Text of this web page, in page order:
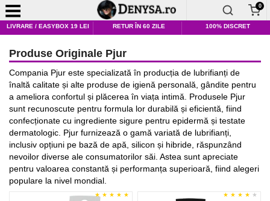
0
LIVRARE / EASYBOX 19 LEI RETUR ÎN 60 ZILE 100% DISCRET
Produse Originale Pjur
Compania Pjur este specializată în producția de lubrifianți de
înaltă calitate și alte produse de igienă personală, gândite pentru
a ameliora confortul și plăcerea în viața intimă. Produsele Pjur
sunt recunoscute pentru formula lor durabilă și eficientă, fiind
confecționate cu ingrediente sigure pentru epidermă și testate
dermatologic. Pjur furnizează o gamă variată de lubrifianți,
inclusiv opțiuni pe bază de apă, silicon și hibride, răspunzând
nevoilor diverse ale consumatorilor săi. Astea sunt apreciate
pentru valoarea constantă și performanța superioară, fiind alegeri
populare la nivel mondial.